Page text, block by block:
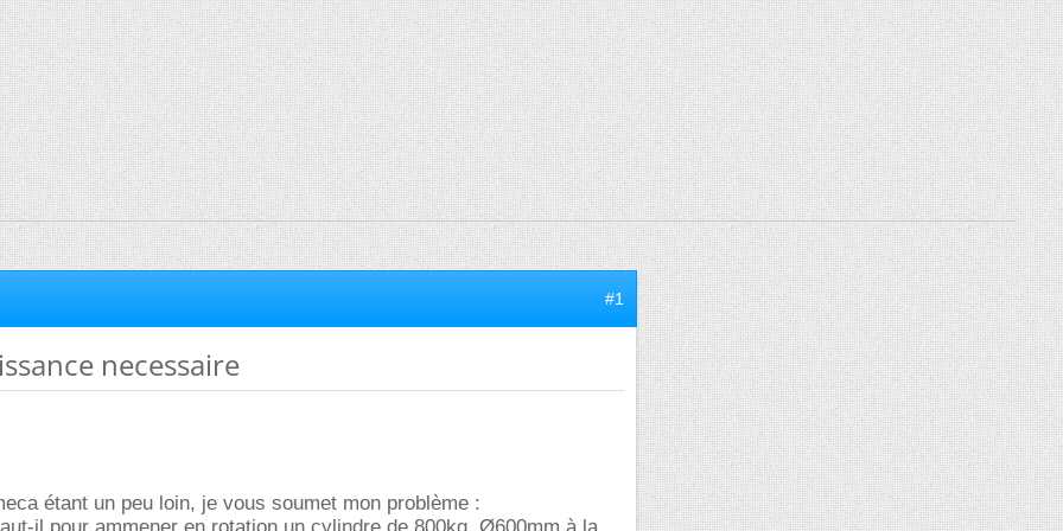
#1
necessaire
étant un peu loin, je vous soumet mon problème :